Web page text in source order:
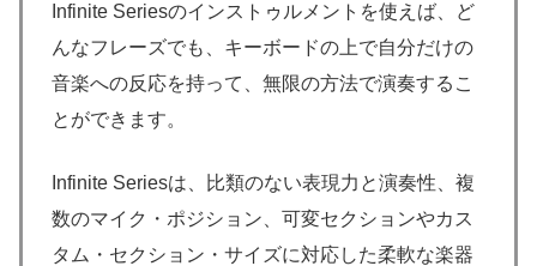
Infinite Seriesのインストゥルメントを使えば、ど
んなフレーズでも、キーボードの上で自分だけの
音楽への反応を持って、無限の方法で演奏するこ
とができます。
Infinite Seriesは、比類のない表現力と演奏性、複
数のマイク・ポジション、可変セクションやカス
タム・セクション・サイズに対応した柔軟な楽器